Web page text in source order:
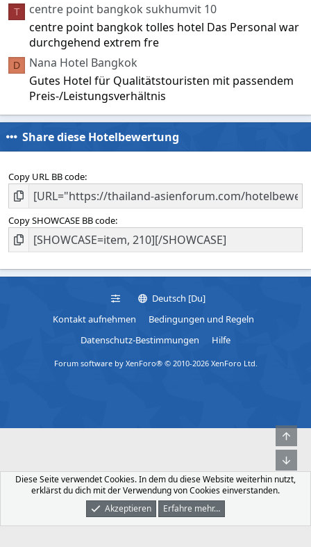
T
centre point bangkok sukhumvit 10
centre point bangkok tolles hotel Das Personal war
durchgehend extrem fre
D
Nana Hotel Bangkok
Gutes Hotel für Qualitätstouristen mit passendem
Preis-/Leistungsverhältnis
Share diese Hotelbewertung
Copy URL BB code
Copy SHOWCASE BB code
Deutsch [Du]
Kontakt aufnehmen
Bedingungen und Regeln
Datenschutz-Bestimmungen
Hilfe
Forum software by XenForo® © 2010-2026 XenForo Ltd.
Was Ist Neu Dunkler Modus Anmelden
Diese Seite verwendet Cookies. In dem du diese Website weiterhin nutzt,
erklärst du dich mit der Verwendung von Cookies einverstanden.
Akzeptieren
Erfahre mehr…